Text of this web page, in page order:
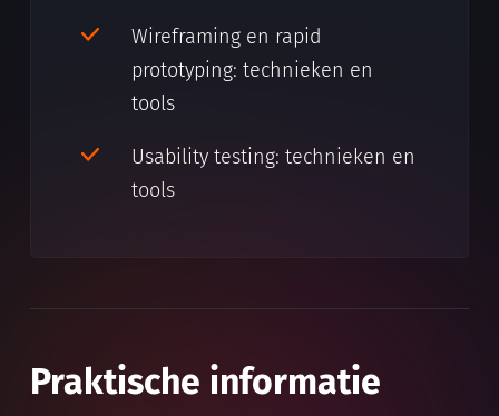
Wireframing en rapid
prototyping: technieken en
tools
Usability testing: technieken en
tools
Praktische informatie